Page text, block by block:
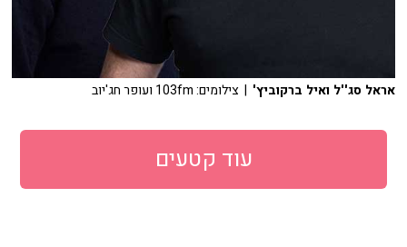
אראל סג''ל ואיל ברקוביץ' | צילומים: 103fm ועופר חג'יוב
עוד קטעים